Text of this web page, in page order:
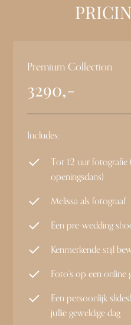
Premium Collection
3290,-
Includes:
Tot 12 uur
openingsdans)
Melissa als fotograaf
Een pre-wedding
Kenmerkende stijl
Foto’s op een online
Een persoonlijk
jullie geweldige dag